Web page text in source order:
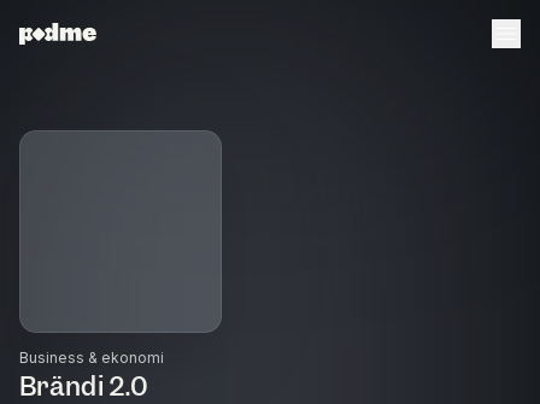
Business & ekonomi
Brändi 2.0